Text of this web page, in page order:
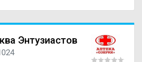
Энтузиастов